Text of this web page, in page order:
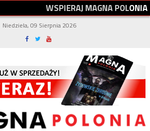
WSPIERAJMAGNAPOLONIA
Niedziela, 09 Sierpnia 2026